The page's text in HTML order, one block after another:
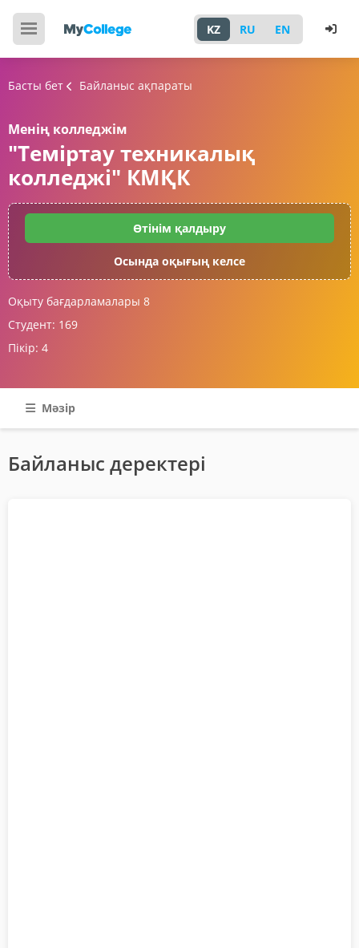
KZ RU EN
Басты бет Байланыс ақпараты
Менің колледжім
"Теміртау техникалық
колледжі" КМҚК
Өтінім қалдыру
Осында оқығың келсе
Оқыту бағдарламалары 8
Студент: 169
Пікір: 4
Мәзір
Байланыс деректері